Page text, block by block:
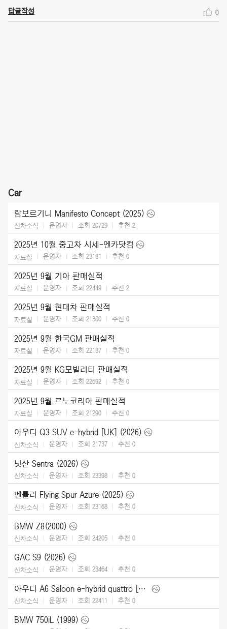
답글작성 0
Car
람보르기니 Manifesto Concept (2025)
신차소식 운영자 조회 20729 추천 2
2025년 10월 중고차 시세-엔카닷컴
자료실 운영자 조회 23181 추천 0
2025년 9월 기아 판매실적
자료실 운영자 조회 22449 추천 2
2025년 9월 현대차 판매실적
자료실 운영자 조회 21300 추천 0
2025년 9월 한국GM 판매실적
자료실 운영자 조회 22187 추천 0
2025년 9월 KG모빌리티 판매실적
자료실 운영자 조회 22692 추천 0
2025년 9월 르노코리아 판매실적
자료실 운영자 조회 21290 추천 0
아우디 Q3 SUV e-hybrid [UK] (2026)
신차소식 운영자 조회 21737 추천 0
닛산 Sentra (2026)
신차소식 운영자 조회 23398 추천 0
벤틀리 Flying Spur Azure (2025)
신차소식 운영자 조회 23168 추천 0
BMW Z8(2000)
신차소식 운영자 조회 24205 추천 0
GAC S9 (2026)
신차소식 운영자 조회 23464 추천 0
아우디 A6 Saloon e-hybrid quattro [UK] (2026)
신차소식 운영자 조회 22411 추천 0
BMW 750iL (1999)